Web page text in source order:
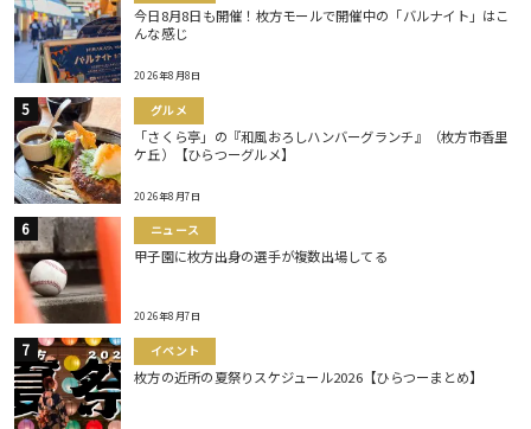
今日8月8日も開催！枚方モールで開催中の「バルナイト」はこ
んな感じ
2026年8月8日
グルメ
「さくら亭」の『和風おろしハンバーグランチ』（枚方市香里
ケ丘）【ひらつーグルメ】
2026年8月7日
ニュース
甲子園に枚方出身の選手が複数出場してる
2026年8月7日
イベント
枚方の近所の夏祭りスケジュール2026【ひらつーまとめ】